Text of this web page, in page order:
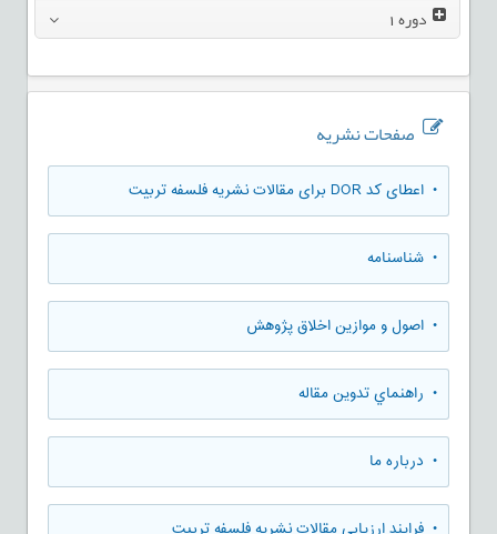
دوره1
صفحات نشریه
• اعطای کد DOR برای مقالات نشریه فلسفه تربیت
• شناسنامه
• اصول و موازین اخلاق پژوهش
• راهنماي تدوين مقاله
• درباره ما